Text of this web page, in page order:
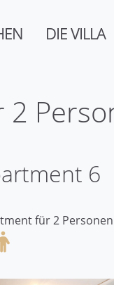
DIE VILLA
2
6
für 2 Personen